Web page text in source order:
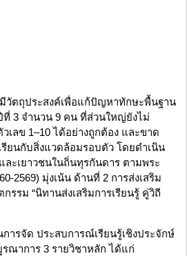
ตถุประสงค์เพื่อแก้ปัญหาทักษะพื้นฐาน
3 จำนวน 9 คน ที่ส่วนใหญ่ยังไม่
เลข 1–10 ได้อย่างถูกต้อง และขาด
รียนกับสิ่งแวดล้อมรอบตัว โดยดำเนิน
ะเยาวชนในถิ่นทุรกันดาร ตามพระ
2569) มุ่งเน้น ด้านที่ 2 การส่งเสริม
รม “นิทานส่งเสริมการเรียนรู้ คู่วิถี
การจัด ประสบการณ์เรียนรู้เชิงประจักษ์
รณาการ 3 รายวิชาหลัก ได้แก่